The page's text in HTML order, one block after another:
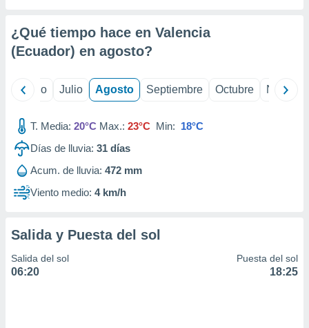
e
de
¿Qué tiempo hace en Valencia
(Ecuador) en agosto?
Junio Julio Agosto Septiembre Octubre
T. Media: 20°C Max.: 23°C Min: 18°C
Días de lluvia: 31 días
Acum. de lluvia: 472 mm
Viento medio: 4 km/h
Salida y Puesta del sol
Salida del sol
06:20
Puesta del sol
18:25